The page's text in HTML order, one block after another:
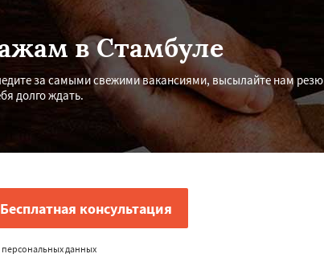
в Стамбуле
за самыми свежими вакансиями, высылайте нам
долго ждать.
данных